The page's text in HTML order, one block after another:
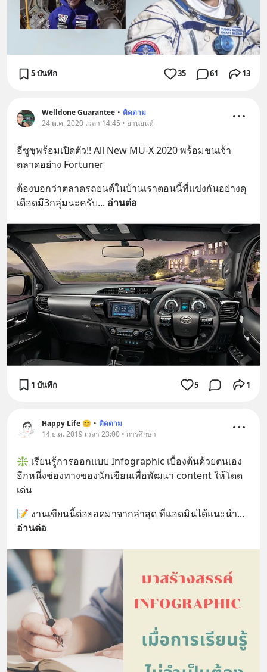
5 บันทึก 35 61 13
Welldone Guarantee • ติดตาม
24 ต.ค. 2020 เวลา 14:45 • ยานยนต์
อีซูซุพร้อมเปิดตัว!! All New MU-X 2020 พร้อมชนเจ้า
ตลาดอย่าง Fortuner
ต้องบอกว่าตลาดรถยนต์ในบ้านเราตอนนี้ที่แข่งกันอย่างดุ
เดือดมี3กลุ่มนะครับ... อ่านต่อ
1 บันทึก 5 1
Happy Life 😊 • ติดตาม
14 ธ.ค. 2019 เวลา 23:00 • การศึกษา
❇️ เรียนรู้การออกแบบ Infographic เบื้องต้นด้วยตนเอง
อีกหนึ่งช่องทางของนักเขียนเพื่อพัฒนา content ให้โดด
เด่น
📝 งานเขียนนี้ต่อยอดมาจากล่าสุด ที่แอดมินได้แนะนำ
อ่านต่อ